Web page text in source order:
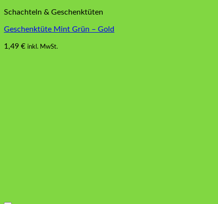
Schachteln & Geschenktüten
Geschenktüte Mint Grün – Gold
1,49 € inkl. MwSt.